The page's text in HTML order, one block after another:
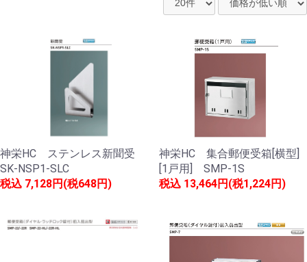
神栄HC ステンレス新聞受
SK-NSP1-SLC
税込 7,128円(税648円)
神栄HC 集合郵便受箱[横型]
[1戸用] SMP-1S
税込 13,464円(税1,224円)